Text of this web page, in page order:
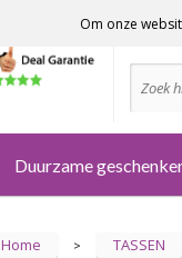
Advies
Duurzame
Home > TASSEN
Om onze